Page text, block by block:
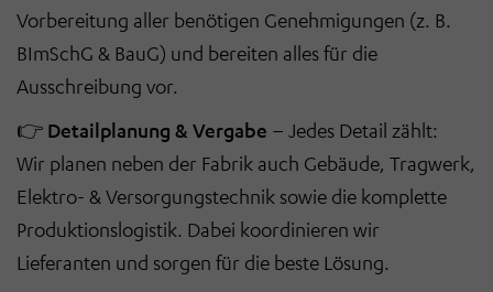
Vorbereitung aller benötigen Genehmigungen (z. B.
BImSchG & BauG) und bereiten alles für die
Ausschreibung vor.
👉 Detailplanung & Vergabe – Jedes Detail zählt:
Wir planen neben der Fabrik auch Gebäude, Tragwerk,
Elektro- & Versorgungstechnik sowie die komplette
Produktionslogistik. Dabei koordinieren wir
Lieferanten und sorgen für die beste Lösung.